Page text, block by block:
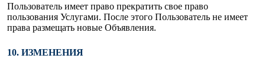
Пользователь имеет право прекратить свое право
пользования Услугами. После этого Пользователь не имеет
права размещать новые Объявления.
10. ИЗМЕНЕНИЯ